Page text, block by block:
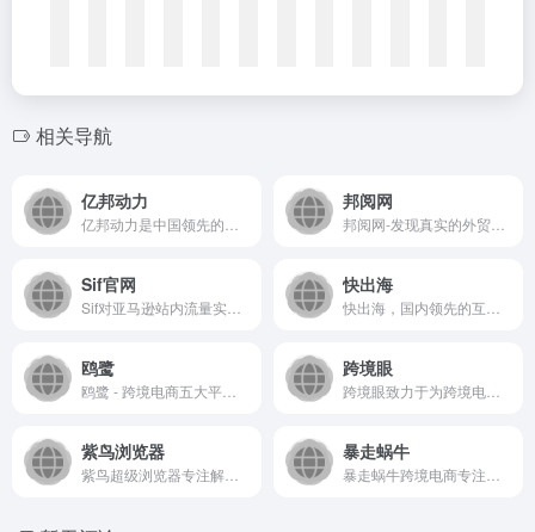
相关导航
亿邦动力 邦阅网
Sif官网 快出海
鸥鹭 跨境眼
紫鸟浏览器 暴走蜗牛